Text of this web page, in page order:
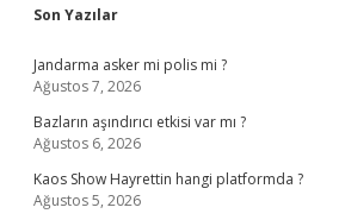
Sidebar
Son Yazılar
Jandarma asker mi polis mi ?
Ağustos 7, 2026
Bazların aşındırıcı etkisi var mı ?
Ağustos 6, 2026
Kaos Show Hayrettin hangi platformda ?
Ağustos 5, 2026